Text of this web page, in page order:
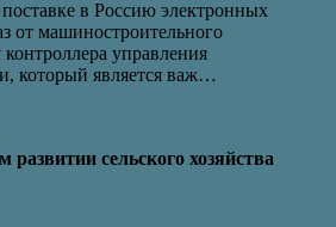
в Россию электронных
от машиностроительного
управления
который является важ…
развитии сельского хозяйства